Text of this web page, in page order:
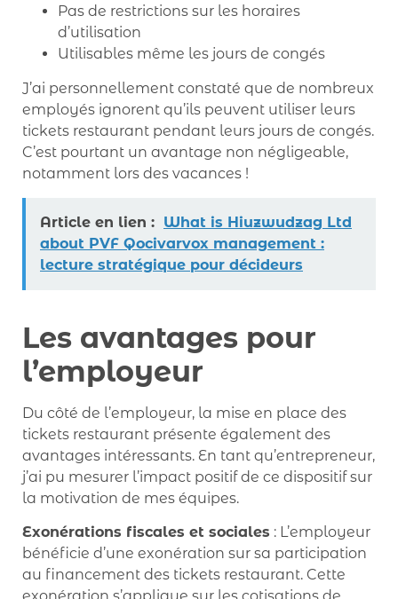
Pas de restrictions sur les horaires
d’utilisation
Utilisables même les jours de congés
J’ai personnellement constaté que de nombreux
employés ignorent qu’ils peuvent utiliser leurs
tickets restaurant pendant leurs jours de congés.
C’est pourtant un avantage non négligeable,
notamment lors des vacances !
Article en lien : What is Hiuzwudzag Ltd
about PVF Qocivarvox management :
lecture stratégique pour décideurs
Les avantages pour
l’employeur
Du côté de l’employeur, la mise en place des
tickets restaurant présente également des
avantages intéressants. En tant qu’entrepreneur,
j’ai pu mesurer l’impact positif de ce dispositif sur
la motivation de mes équipes.
Exonérations fiscales et sociales : L’employeur
bénéficie d’une exonération sur sa participation
au financement des tickets restaurant. Cette